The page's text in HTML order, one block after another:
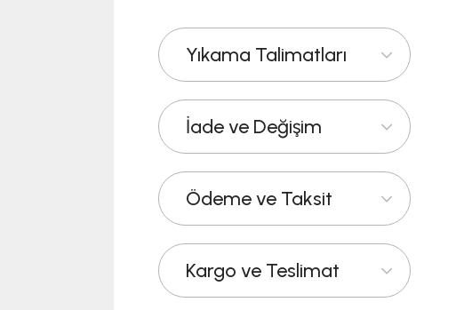
Yıkama Talimatları
İade ve Değişim
Ödeme ve Taksit
Kargo ve Teslimat